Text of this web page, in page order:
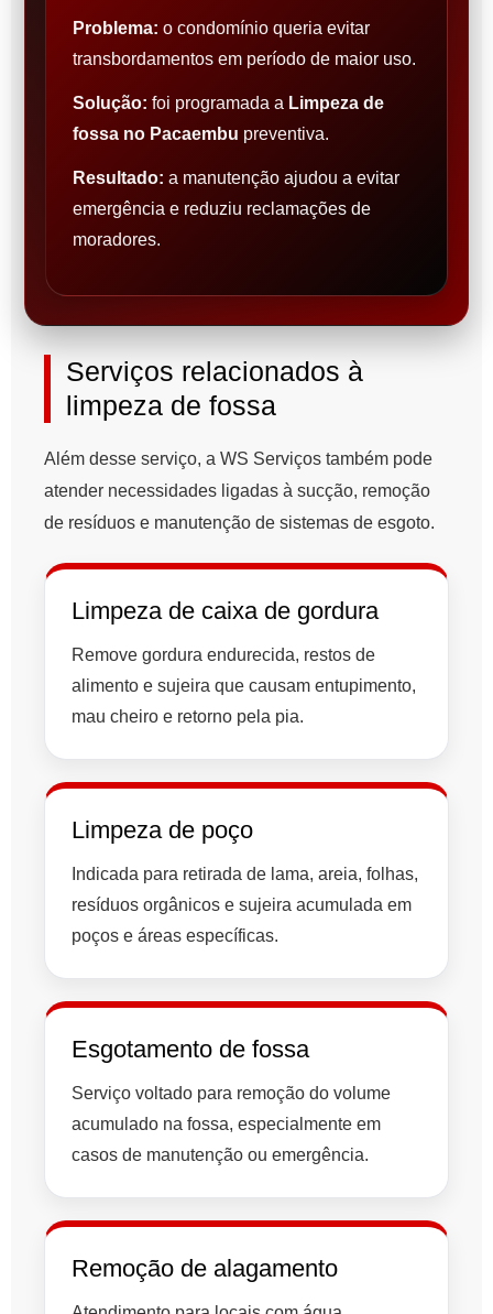
Problema: o condomínio queria evitar
transbordamentos em período de maior uso.
Solução: foi programada a Limpeza de
fossa no Pacaembu preventiva.
Resultado: a manutenção ajudou a evitar
emergência e reduziu reclamações de
moradores.
Serviços relacionados à
limpeza de fossa
Além desse serviço, a WS Serviços também pode
atender necessidades ligadas à sucção, remoção
de resíduos e manutenção de sistemas de esgoto.
Limpeza de caixa de gordura
Remove gordura endurecida, restos de
alimento e sujeira que causam entupimento,
mau cheiro e retorno pela pia.
Limpeza de poço
Indicada para retirada de lama, areia, folhas,
resíduos orgânicos e sujeira acumulada em
poços e áreas específicas.
Esgotamento de fossa
Serviço voltado para remoção do volume
acumulado na fossa, especialmente em
casos de manutenção ou emergência.
Remoção de alagamento